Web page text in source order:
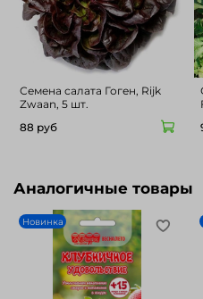
Семена салата Гоген, Rijk
Zwaan, 5 шт.
88 руб
Аналогичные товары
Новинка